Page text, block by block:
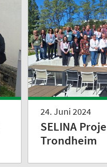
24. Juni 2024
SELINA
Trondheim